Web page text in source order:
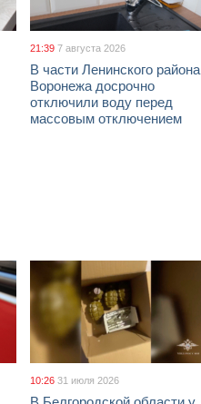
21:39 7 августа 2026
В части Ленинского района
Воронежа досрочно
отключили воду перед
массовым отключением
10:26 31 июля 2026